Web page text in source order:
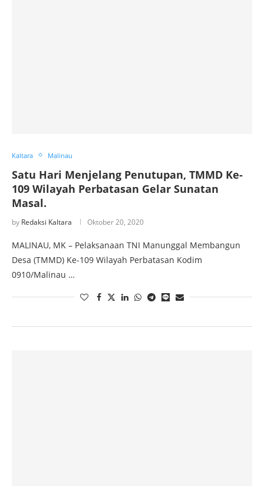
Kaltara Malinau
Satu Hari Menjelang Penutupan, TMMD Ke-
109 Wilayah Perbatasan Gelar Sunatan
Masal.
by Redaksi Kaltara Oktober 20, 2020
MALINAU, MK – Pelaksanaan TNI Manunggal Membangun
Desa (TMMD) Ke-109 Wilayah Perbatasan Kodim
0910/Malinau …